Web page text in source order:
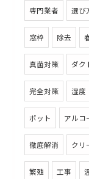
専門業者 選び
窓枠 除去
真菌対策 ダク
完全対策 湿度
ポット アルコ
徹底解消 クリ
繁殖 工事